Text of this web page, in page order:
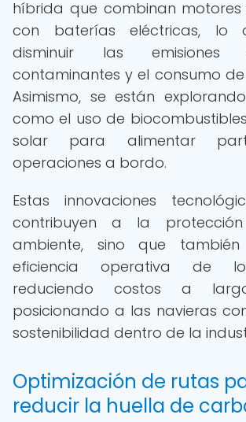
híbrida que combinan motores
con baterías eléctricas, lo
disminuir las
contaminantes y el consumo
Asimismo, se están
como el uso de
solar para alimentar
operaciones a bordo.
Estas innovaciones
contribuyen a la
ambiente, sino que
eficiencia operativa de
reduciendo costos a
posicionando a las navieras
sostenibilidad dentro de la
Optimización de rutas
reducir la huella de